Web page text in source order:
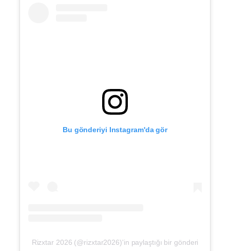
Bu gönderiyi Instagram'da gör
Rizxtar 2026 (@rizxtar2026)'in paylaştığı bir gönderi